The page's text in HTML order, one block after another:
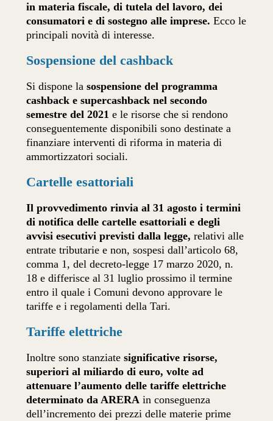
in materia fiscale, di tutela del lavoro, dei
consumatori e di sostegno alle imprese.Ecco le
principali novità di interesse.
Sospensione del cashback
Si dispone lasospensione del programma
cashback e supercashback nel secondo
semestre del 2021 e le risorse che si rendono
conseguentemente disponibili sono destinate a
finanziare interventi di riforma in materia di
ammortizzatori sociali.
Cartelle esattoriali
Il provvedimento rinvia al 31 agosto i termini
di notifica delle cartelle esattoriali e degli
avvisi esecutivi previsti dalla legge, relativi alle
entrate tributarie e non, sospesi dall’articolo 68,
comma 1, del decreto-legge 17 marzo 2020, n.
18 e differisce al 31 luglio prossimo il termine
entro il quale i Comuni devono approvare le
tariffe e i regolamenti della Tari.
Tariffe elettriche
Inoltre sono stanziatesignificative risorse,
superiori al miliardo di euro, volte ad
attenuare l’aumento delle tariffe elettriche
determinato da ARERA in conseguenza
dell’incremento dei prezzi delle materie prime